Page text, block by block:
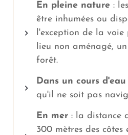
En pleine nature :
être inhumées ou
l'exception de la voie
lieu non aménagé,
forêt.
Dans un cours d'eau
qu'il ne soit pas
En mer : la distance
300 mètres des